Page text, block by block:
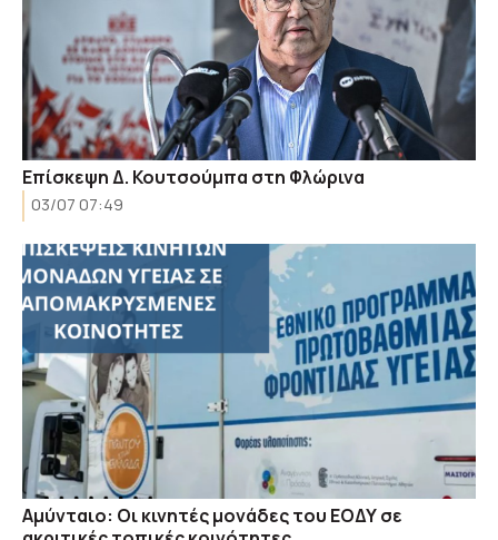
Επίσκεψη Δ. Κουτσούμπα στη Φλώρινα
03/07 07:49
Αμύνταιο: Οι κινητές μονάδες του ΕΟΔΥ σε